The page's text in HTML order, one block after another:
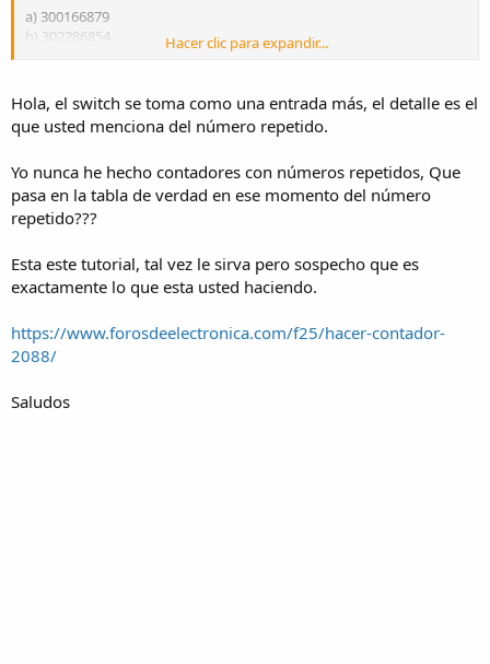
a) 300166879
b) 302286854
Comencé a hacer el planteamiento de diseño pensando en que
utilizaría FF JK, pero el problema se presentó cuando hice mi tabla
cuenta hay números que se repiten y eso me confunde mucho, Les
agradezco de antemano su tiempo y su colaboración.
Hacer clic para expandir...
Hola, el switch se toma como una entrada más, el detalle es el
que usted menciona del número repetido.
Yo nunca he hecho contadores con números repetidos, Que
pasa en la tabla de verdad en ese momento del número
repetido???
Esta este tutorial, tal vez le sirva pero sospecho que es
exactamente lo que esta usted haciendo.
https://www.forosdeelectronica.com/f25/hacer-contador-
2088/
Saludos